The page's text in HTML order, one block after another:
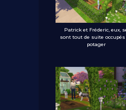
Patrick et Fréderic, eux,
sont tout de suite occupés
potager